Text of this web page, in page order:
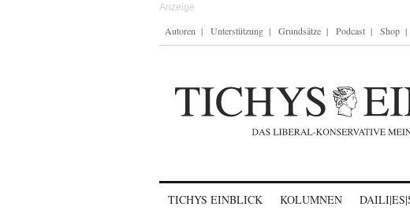
Autoren Unterstützung Grundsätze Podcast Shop
TICHYS EINBLICK KOLUMNEN